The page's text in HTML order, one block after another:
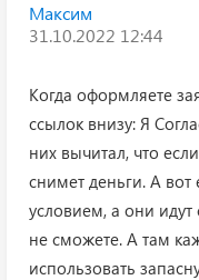
Максим
31.10.2022 12:44
Когда оформляете
ссылок внизу: Я
них вычитал, что
снимет деньги. А вот
условием, а они
не сможете. А там
использовать